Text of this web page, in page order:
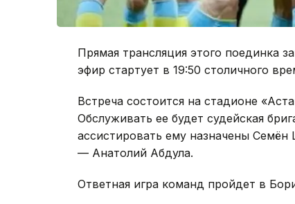
Прямая трансляция этого поединка
эфир стартует в 19:50 столичного
Встреча состоится на стадионе
Обслуживать ее будет судейская
ассистировать ему назначены
— Анатолий Абдула.
Ответная игра команд пройдет в